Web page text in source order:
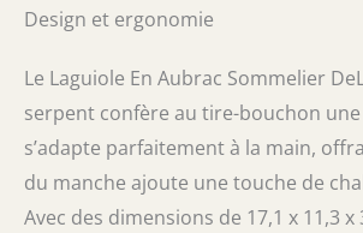
Design et ergonomie
Le Laguiole En Aubrac Sommelier
serpent confère au tire-bouchon
s’adapte parfaitement à la main,
du manche ajoute une touche de
Avec des dimensions de 17,1 x 11,3